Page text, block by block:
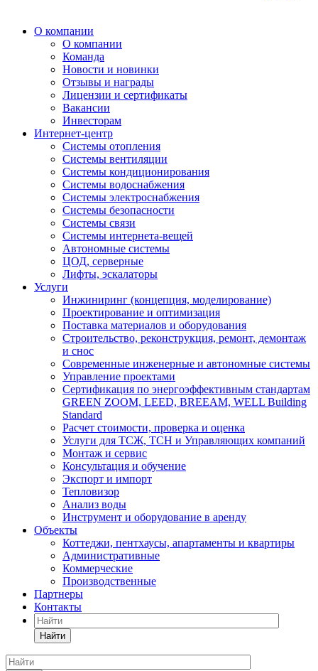
О компании
О компании
Команда
Новости и новинки
Отзывы и награды
Лицензии и сертификаты
Вакансии
Инвесторам
Интернет-центр
Системы отопления
Системы вентиляции
Системы кондиционирования
Системы водоснабжения
Системы электроснабжения
Системы безопасности
Системы связи
Системы интернета-вещей
Автономные системы
ЦОД, серверные
Лифты, эскалаторы
Услуги
Инжиниринг (концепция, моделирование)
Проектирование и оптимизация
Поставка материалов и оборудования
Строительство, реконструкция, ремонт, демонтаж
и снос
Современные инженерные и автономные системы
Управление проектами
Сертификация по энергоэффективным стандартам
GREEN ZOOM, LEED, BREEAM, WELL Building
Standard
Расчет стоимости, проверка и оценка
Услуги для ТСЖ, ТСН и Управляющих компаний
Монтаж и сервис
Консультация и обучение
Экспорт и импорт
Тепловизор
Анализ воды
Инструмент и оборудование в аренду
Объекты
Коттеджи, пентхаусы, апартаменты и квартиры
Административные
Коммерческие
Производственные
Партнеры
Контакты
Найти